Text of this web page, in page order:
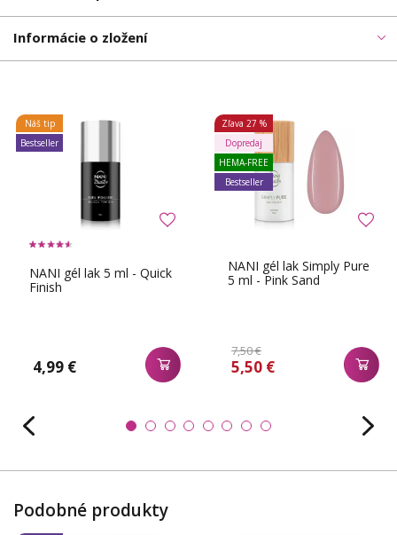
Informácie o zložení
NANI gél lak 5 ml - Quick
Finish
4,99 €
Náš tip
Bestseller
NANI gél lak Simply Pure
5 ml - Pink Sand
7,50 €
5,50 €
Zľava 27 %
Dopredaj
HEMA-FREE
Bestseller
Podobné produkty